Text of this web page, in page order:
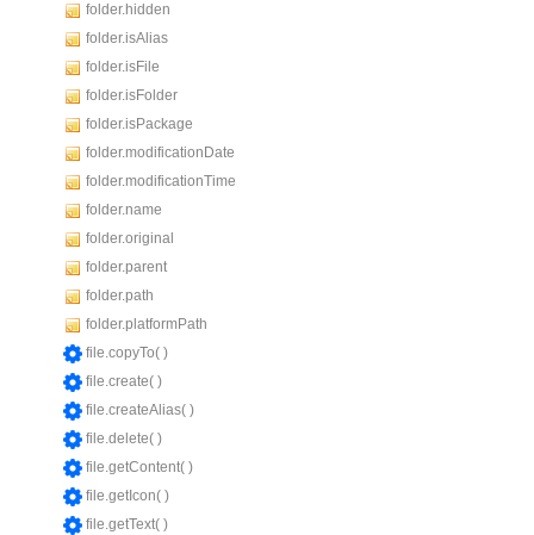
folder.hidden
folder.isAlias
folder.isFile
folder.isFolder
folder.isPackage
folder.modificationDate
folder.modificationTime
folder.name
folder.original
folder.parent
folder.path
folder.platformPath
file.copyTo( )
file.create( )
file.createAlias( )
file.delete( )
file.getContent( )
file.getIcon( )
file.getText( )